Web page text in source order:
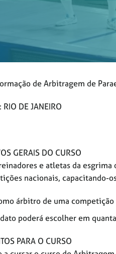
de Arbitragem de
DE JANEIRO
GERAIS DO CURSO
e atletas da esgrima
nacionais, capacitando-
árbitro de uma
poderá escolher em
PARA O CURSO